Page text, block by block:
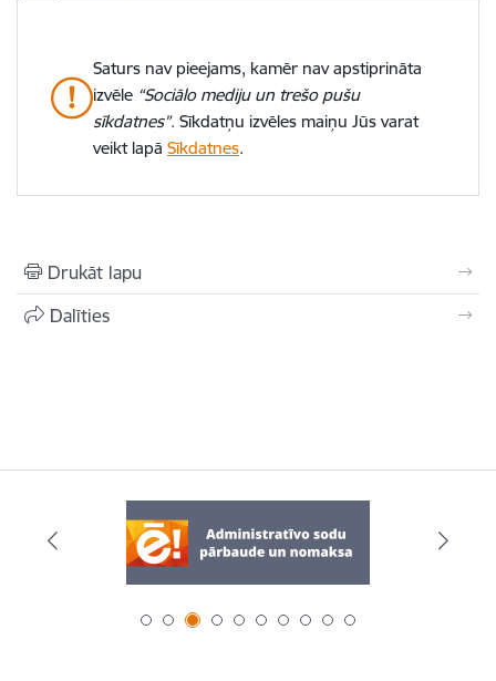
Saturs nav pieejams, kamēr nav apstiprināta
izvēle “Sociālo mediju un trešo pušu
sīkdatnes”. Sīkdatņu izvēles maiņu Jūs varat
veikt lapā Sīkdatnes.
Drukāt lapu
Dalīties